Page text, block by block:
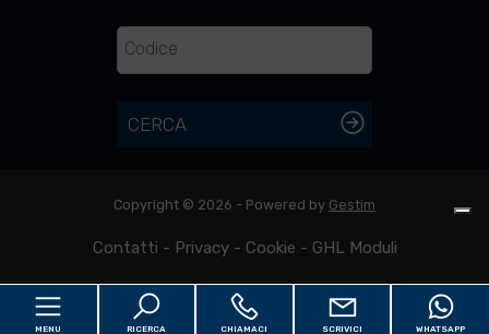
CERCA
Copyright © 2026 - Powered by Gestim
Contatti - Privacy- Cookie - GHL Moduli
MENU RICERCA CHIAMACI SCRIVICI WHATSAPP